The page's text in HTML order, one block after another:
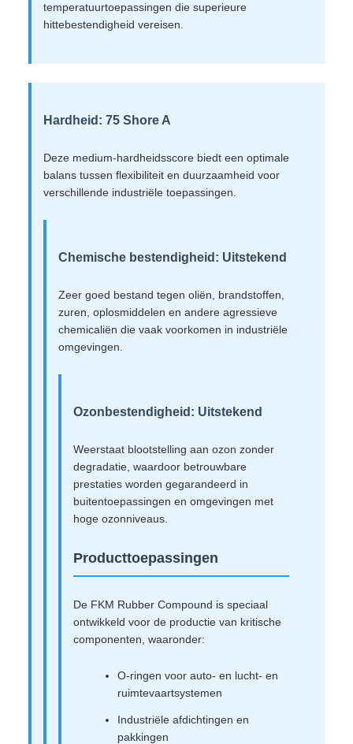
temperatuurtoepassingen die superieure
hittebestendigheid vereisen.
Hardheid: 75 Shore A
Deze medium-hardheidsscore biedt een optimale
balans tussen flexibiliteit en duurzaamheid voor
verschillende industriële toepassingen.
Chemische bestendigheid: Uitstekend
Zeer goed bestand tegen oliën, brandstoffen,
zuren, oplosmiddelen en andere agressieve
chemicaliën die vaak voorkomen in industriële
omgevingen.
Ozonbestendigheid: Uitstekend
Weerstaat blootstelling aan ozon zonder
degradatie, waardoor betrouwbare
prestaties worden gegarandeerd in
buitentoepassingen en omgevingen met
hoge ozonniveaus.
Producttoepassingen
De FKM Rubber Compound is speciaal
ontwikkeld voor de productie van kritische
componenten, waaronder:
O-ringen voor auto- en lucht- en
ruimtevaartsystemen
Industriële afdichtingen en
pakkingen